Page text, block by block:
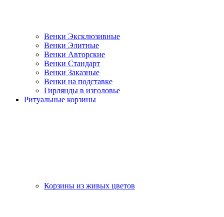
Венки Эксклюзивные
Венки Элитные
Венки Авторские
Венки Стандарт
Венки Заказные
Венки на подставке
Гирлянды в изголовье
Ритуальные корзины
Корзины из живых цветов